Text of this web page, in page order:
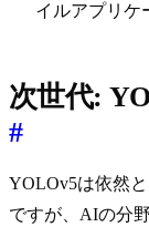
イルアプリケ
次世代:
#
YOLOv5は依然
ですが、AIの分